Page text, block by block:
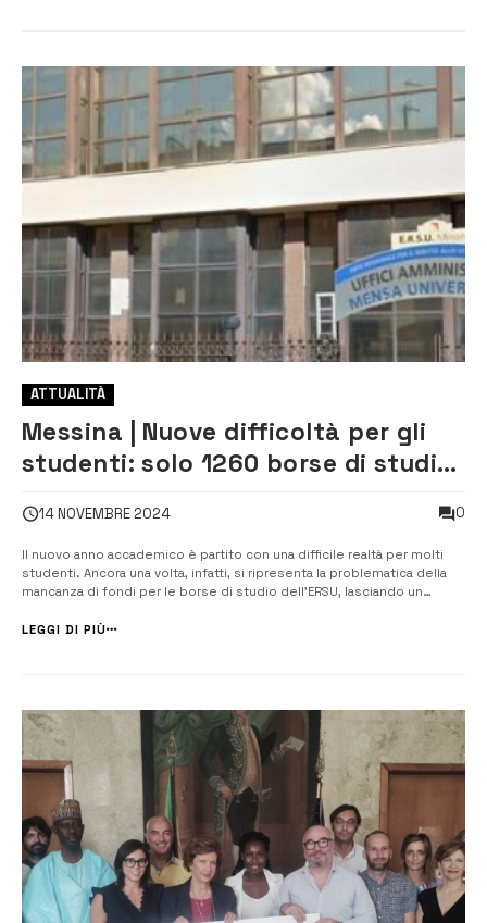
ATTUALITÀ
Messina | Nuove difficoltà per gli
studenti: solo 1260 borse di studio
14 NOVEMBRE 2024 0
Il nuovo anno accademico è partito con una difficile realtà per molti
studenti. Ancora una volta, infatti, si ripresenta la problematica della
mancanza di fondi per le borse di studio dell’ERSU, lasciando un
necessario. Quest’anno, su circa 5000 richieste per la borsa di
LEGGI DI PIÙ